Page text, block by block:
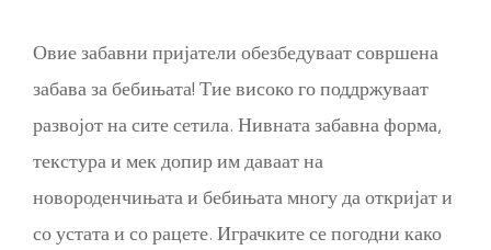
Овие забавни пријатели обезбедуваат совршена
забава за бебињата! Тие високо го поддржуваат
развојот на сите сетила. Нивната забавна форма,
текстура и мек допир им даваат на
новороденчињата и бебињата многу да откријат и
со устата и со рацете. Играчките се погодни како